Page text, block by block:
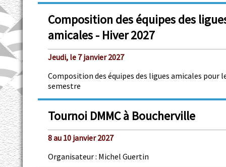
Composition des équipes des
amicales - Hiver 2027
Jeudi, le 7 janvier 2027
Composition des équipes des ligues amicales pour
semestre
Tournoi DMMC à Boucherville
8 au 10 janvier 2027
Organisateur : Michel Guertin